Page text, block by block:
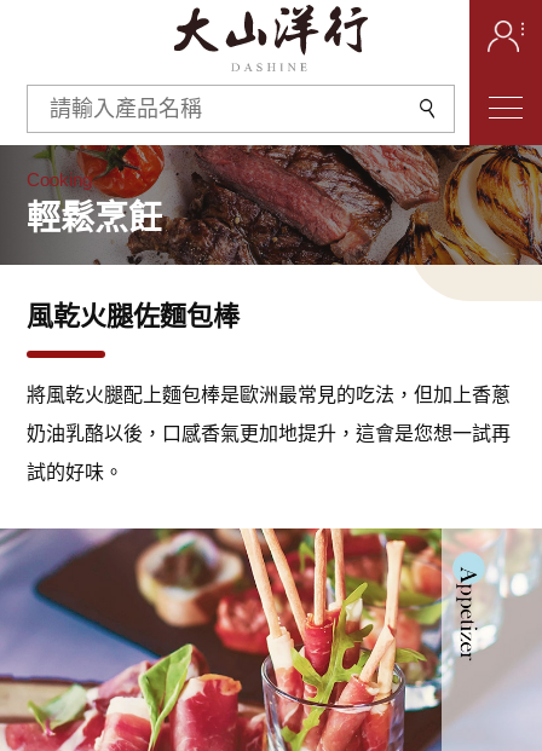
Cooking
輕鬆烹飪
風乾火腿佐麵包棒
將風乾火腿配上麵包棒是歐洲最常見的吃法，但加上香蔥
奶油乳酪以後，口感香氣更加地提升，這會是您想一試再
試的好味。